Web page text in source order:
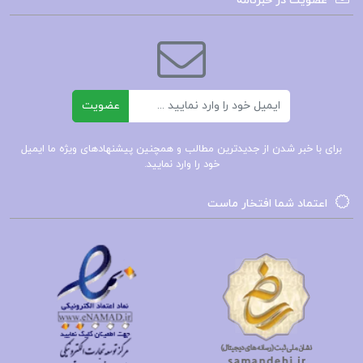
هاشم رجب زاده:
فصل اول: از آغاز تا نهضت
فصل دوم: از نهضت تا پایان جنگ
و …
کتاب تاریخ ژاپن از آغاز تا معاصر
تاریخ ژاپن pdf
تاریخ 1980 ژاپن
کتاب های هاشم رجب زاده
عضویت
برای با خبر شدن از جدیدترین مطالب و همچنین پیشنهادهای ویژه ما ایمیل
خود را وارد نمایید.
اعتماد شما افتخار ماست